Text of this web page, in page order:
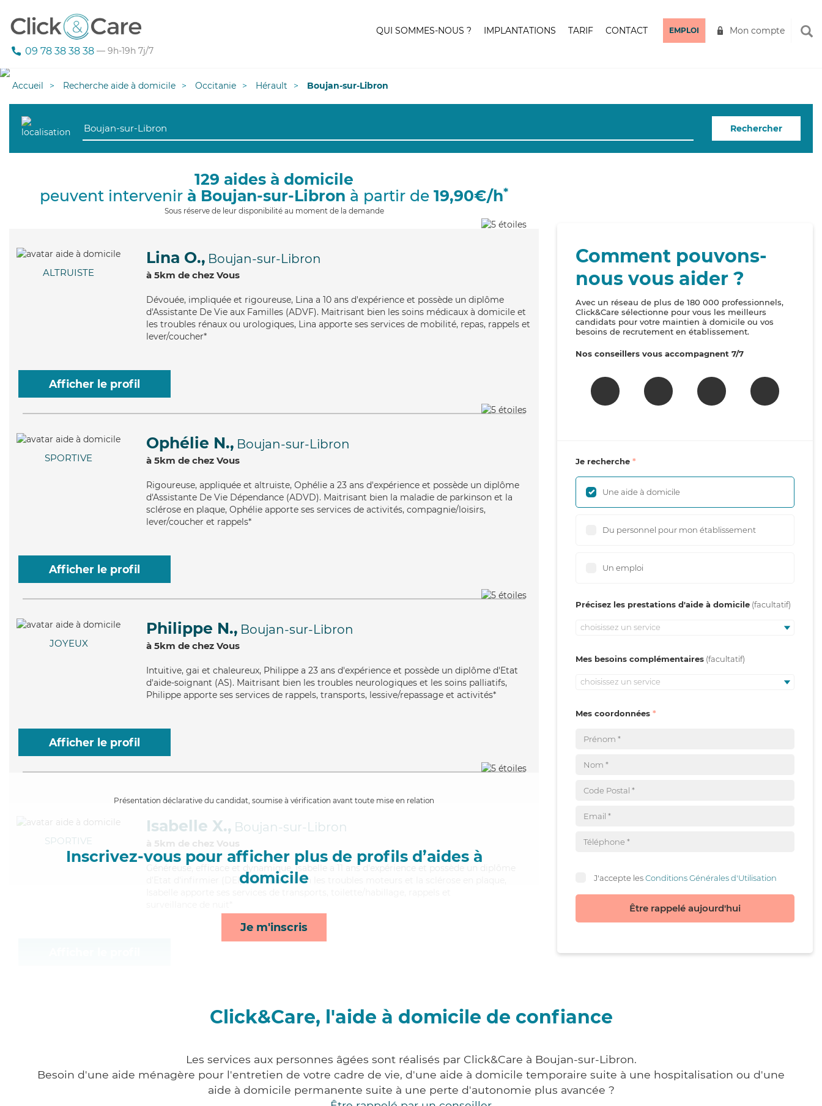
09 78 38 38 38 — 9h-19h 7j/7
QUI SOMMES-NOUS ? IMPLANTATIONS TARIF CONTACT EMPLOI Mon compte
Accueil Recherche aide à domicile Occitanie Hérault Boujan-sur-Libron
Rechercher
129 aides à domicile
peuvent intervenir à Boujan-sur-Libron à partir de 19,90€/h*
Sous réserve de leur disponibilité au moment de la demande
ALTRUISTE
Lina O., Boujan-sur-Libron
à 5km de chez Vous
Dévouée, impliquée et rigoureuse, Lina a 10 ans d'expérience et possède un diplôme
d'Assistante De Vie aux Familles (ADVF). Maitrisant bien les soins médicaux à domicile et
les troubles rénaux ou urologiques, Lina apporte ses services de mobilité, repas, rappels et
lever/coucher*
Afficher le profil
SPORTIVE
Ophélie N., Boujan-sur-Libron
à 5km de chez Vous
Rigoureuse, appliquée et altruiste, Ophélie a 23 ans d'expérience et possède un diplôme
d'Assistante De Vie Dépendance (ADVD). Maitrisant bien la maladie de parkinson et la
sclérose en plaque, Ophélie apporte ses services de activités, compagnie/loisirs,
lever/coucher et rappels*
Afficher le profil
JOYEUX
Philippe N., Boujan-sur-Libron
à 5km de chez Vous
Intuitive, gai et chaleureux, Philippe a 23 ans d'expérience et possède un diplôme d'Etat
d'aide-soignant (AS). Maitrisant bien les troubles neurologiques et les soins palliatifs,
Philippe apporte ses services de rappels, transports, lessive/repassage et activités*
Afficher le profil
Présentation déclarative du candidat, soumise à vérification avant toute mise en relation
Inscrivez-vous pour afficher plus de profils d’aides à
domicile
Je m'inscris
SPORTIVE
Isabelle X., Boujan-sur-Libron
à 5km de chez Vous
Généreuse
, efficace et dynamique, Isabelle a 11 ans d'expérience et possède un diplôme
d'Etat d'infirmier (DEI). Maitrisant bien les troubles moteurs et la sclérose en plaque,
Comment pouvons-
nous vous aider ?
Avec un réseau de plus de 180 000 professionnels,
Click&Care sélectionne pour vous les meilleurs
candidats pour votre maintien à domicile ou vos
besoins de recrutement en établissement.
Nos conseillers vous accompagnent 7/7
Je recherche
Une aide à domicile
Du personnel pour mon établissement
Un emploi
Précisez les prestations d'aide à domicile
choisissez un service
Mes besoins complémentaires
choisissez un service
Mes coordonnées
J'accepte lesConditions Générales d'Utilisation
Être rappelé aujourd'hui
Click&Care, l'aide à domicile de confiance
Les services aux personnes âgées sont réalisés par Click&Care à Boujan-sur-Libron.
Besoin d'une aide ménagère pour l'entretien de votre cadre de vie, d'une aide à domicile temporaire suite à une hospitalisation ou d'une
aide à domicile permanente suite à une perte d'autonomie plus avancée ?